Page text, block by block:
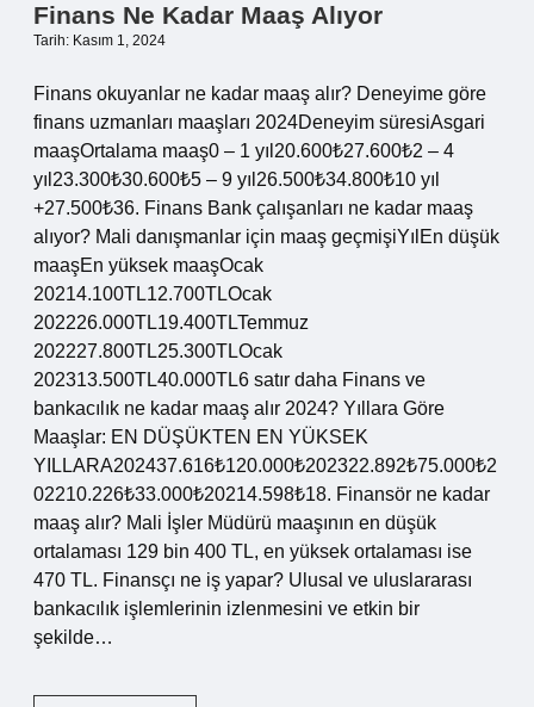
Finans Ne Kadar Maaş Alıyor
Tarih: Kasım 1, 2024
Finans okuyanlar ne kadar maaş alır? Deneyime göre
finans uzmanları maaşları 2024Deneyim süresiAsgari
maaşOrtalama maaş0 – 1 yıl20.600₺27.600₺2 – 4
yıl23.300₺30.600₺5 – 9 yıl26.500₺34.800₺10 yıl
+27.500₺36. Finans Bank çalışanları ne kadar maaş
alıyor? Mali danışmanlar için maaş geçmişiYılEn düşük
maaşEn yüksek maaşOcak
20214.100TL12.700TLOcak
202226.000TL19.400TLTemmuz
202227.800TL25.300TLOcak
202313.500TL40.000TL6 satır daha Finans ve
bankacılık ne kadar maaş alır 2024? Yıllara Göre
Maaşlar: EN DÜŞÜKTEN EN YÜKSEK
YILLARA202437.616₺120.000₺202322.892₺75.000₺2
02210.226₺33.000₺20214.598₺18. Finansör ne kadar
maaş alır? Mali İşler Müdürü maaşının en düşük
ortalaması 129 bin 400 TL, en yüksek ortalaması ise
470 TL. Finansçı ne iş yapar? Ulusal ve uluslararası
bankacılık işlemlerinin izlenmesini ve etkin bir
şekilde…